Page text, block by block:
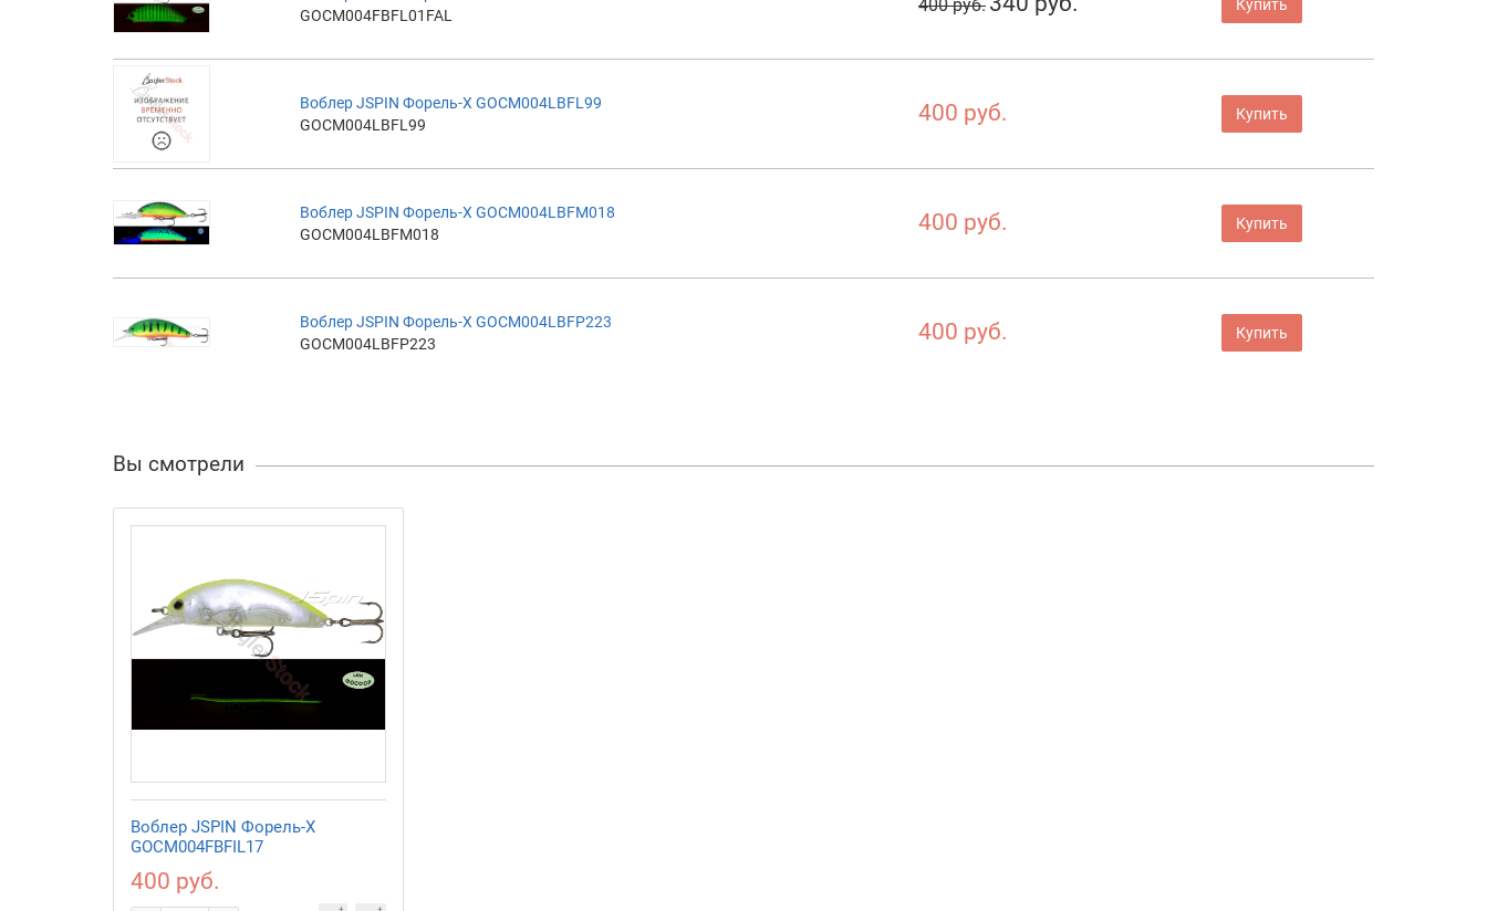
GOCM004FBFL01FAL
400 руб. Купить
Воблер JSPIN Форель-X GOCM004LBFL99
GOCM004LBFL99
400 руб. Купить
Воблер JSPIN Форель-X GOCM004LBFM018
GOCM004LBFM018
400 руб. Купить
Воблер JSPIN Форель-X GOCM004LBFP223
GOCM004LBFP223
400 руб. Купить
Вы смотрели
Воблер JSPIN Форель-X
GOCM004FBFIL17
400 руб.